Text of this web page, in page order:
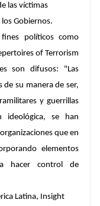
las víctimas
Gobiernos.
políticos como
of Terrorism
son difusos: "Las
su manera de ser,
y guerrillas
ideológica, se han
que en
elementos
hacer control de
Latina, Insight